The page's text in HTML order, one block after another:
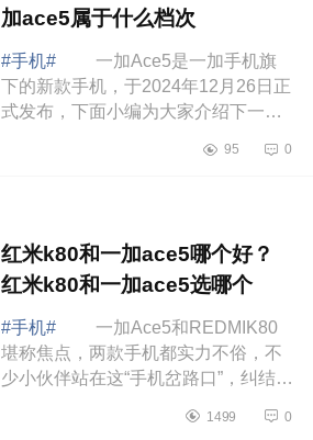
加ace5属于什么档次
#手机#
一加Ace5是一加手机旗
下的新款手机，于2024年12月26日正
式发布，下面小编为大家介绍下一加
什么档次 一加ace5到底值不值得
95 0
红米k80和一加ace5哪个好？
红米k80和一加ace5选哪个
#手机#
一加Ace5和REDMIK80
堪称焦点，两款手机都实力不俗，不
少小伙伴站在这“手机岔路口”，纠结得
为大家介绍下红米k80和一加ace5哪
1499 0